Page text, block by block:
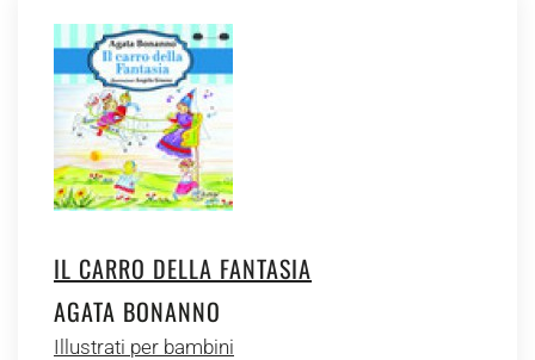
IL CARRO DELLA FANTASIA
AGATA BONANNO
Illustrati per bambini